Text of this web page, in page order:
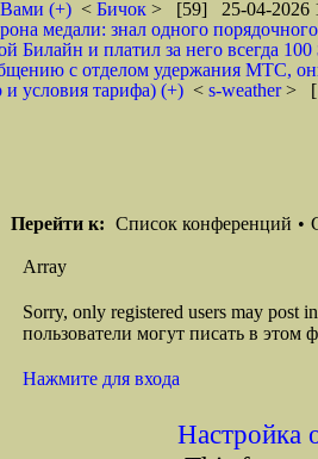
(+) < Бичок > [59] 25-04-2026
медали: знал одного
Билайн и платил за него всегда
с отделом удержания МТС,
и условия тарифа) (+) < s-weather>
Перейти к: Список конференций •
Array
Sorry, only registered users may post
пользователи могут писать в этом
Нажмите для входа
Настройка